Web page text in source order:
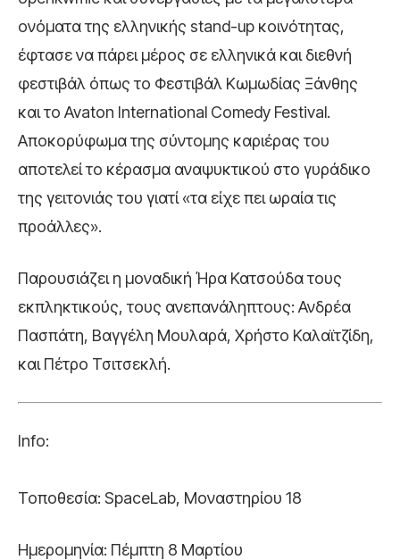
ονόματα της ελληνικής stand-up κοινότητας,
έφτασε να πάρει μέρος σε ελληνικά και διεθνή
φεστιβάλ όπως το Φεστιβάλ Κωμωδίας Ξάνθης
και το Avaton International Comedy Festival.
Αποκορύφωμα της σύντομης καριέρας του
αποτελεί το κέρασμα αναψυκτικού στο γυράδικο
της γειτονιάς του γιατί «τα είχε πει ωραία τις
προάλλες».
Παρουσιάζει η μοναδική Ήρα Κατσούδα τους
εκπληκτικούς, τους ανεπανάληπτους: Ανδρέα
Πασπάτη, Βαγγέλη Μουλαρά, Χρήστο Καλαϊτζίδη,
και Πέτρο Τσιτσεκλή.
Ιnfo:
Τοποθεσία: SpaceLab, Μοναστηρίου 18
Ημερομηνία: Πέμπτη 8 Μαρτίου